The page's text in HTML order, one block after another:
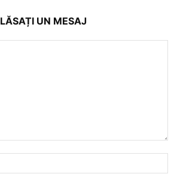
LĂSAȚI UN MESAJ